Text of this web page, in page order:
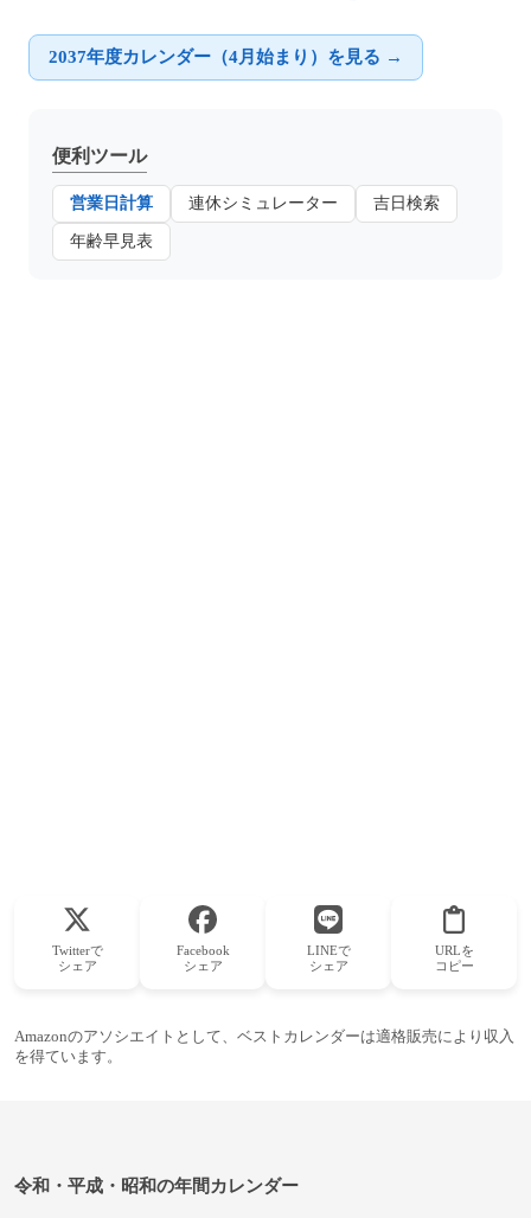
2037年度カレンダー（4月始まり）を見る →
便利ツール
営業日計算 連休シミュレーター 吉日検索
年齢早見表
Twitterで
シェア
Facebook
シェア
LINEで
シェア
URLを
コピー
Amazonのアソシエイトとして、ベストカレンダーは適格販売により収入
を得ています。
令和・平成・昭和の年間カレンダー